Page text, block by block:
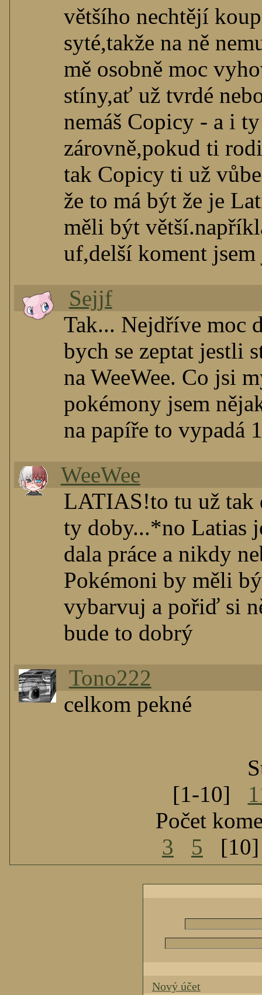
většího nechtějí
syté,takže na ně
mě osobně moc
stíny,ať už tvrdé
nemáš Copicy - a i
zárovně,pokud ti
tak Copicy ti už
že to má být že je
měli být
uf,delší koment jsem
Sejjf
Tak... Nejdříve moc
bych se zeptat jestli
na WeeWee. Co jsi
pokémony jsem
na papíře to vypadá
WeeWee
LATIAS!to tu už tak
ty doby...*no Latias
dala práce a nikdy
Pokémoni by měli
vybarvuj a pořiď si
bude to dobrý
Tono222
celkom pekné
[1-10]
Počet
3
5
Nový účet